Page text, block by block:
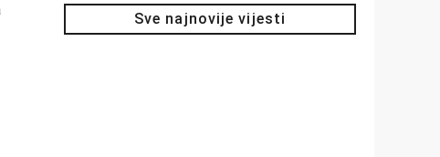
Sve najnovije vijesti